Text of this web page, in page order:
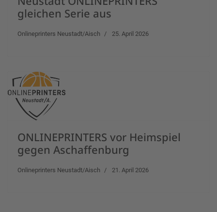
gleichen Serie aus
Onlineprinters Neustadt/Aisch 25. April 2026
ONLINEPRINTERS vor Heimspiel
gegen Aschaffenburg
Onlineprinters Neustadt/Aisch 21. April 2026